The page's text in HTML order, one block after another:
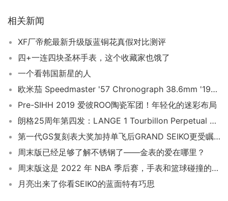
相关新闻
XF厂帝舵最新升级版蓝铜花真假对比测评
四+一连四块圣杯手表，这个收藏家也饿了
一个看韩国新星的人
欧米茄 Speedmaster '57 Chronograph 38.6mm '1957 Trilogy' 限量版腕表评论
Pre-SIHH 2019 爱彼ROO陶瓷军团！年轻化的迷彩布局
朗格25周年第四发：LANGE 1 Tourbillon Perpetual Calendar
第一代GS复刻表大奖加持单飞后GRAND SEIKO更受瞩目
周末版已经足够了解不锈钢了——金表的爱在哪里？
周末版这是 2022 年 NBA 季后赛，手表和篮球碰撞的地方
月亮出来了你看SEIKO的蓝面特有巧思